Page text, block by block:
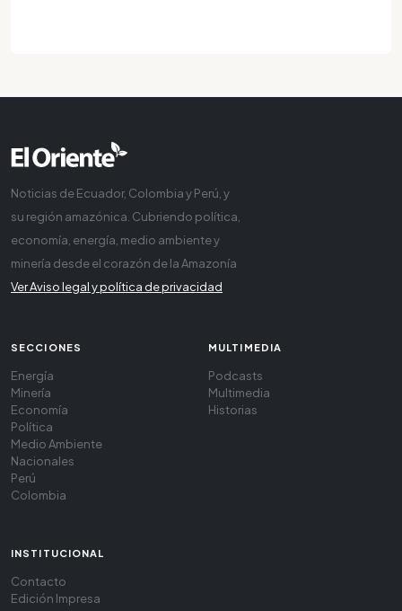
Noticias de Ecuador, Colombia y Perú, y
su región amazónica. Cubriendo política,
economía, energía, medio ambiente y
minería desde el corazón de la Amazonía
Ver Aviso legal y política de privacidad
SECCIONES
Energía
Minería
Economía
Política
Medio Ambiente
Nacionales
Perú
Colombia
MULTIMEDIA
Podcasts
Multimedia
Historias
INSTITUCIONAL
Contacto
Edición Impresa